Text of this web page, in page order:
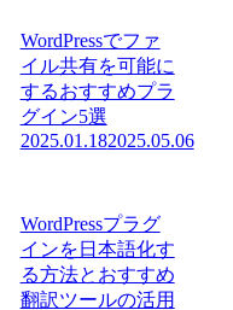
WordPressでファ
イル共有を可能に
するおすすめプラ
グイン5選
2025.01.182025.05.06
WordPressプラグ
インを日本語化す
る方法とおすすめ
翻訳ツールの活用